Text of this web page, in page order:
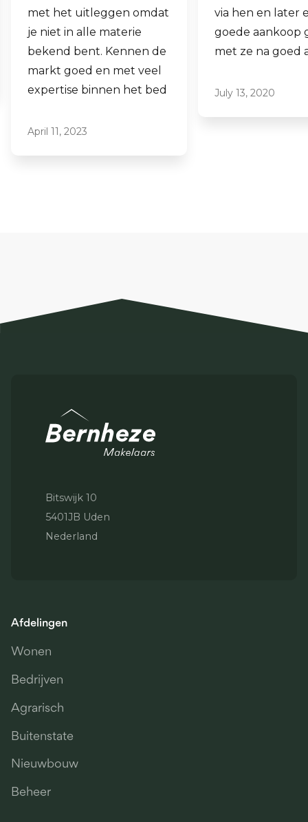
via hen en later een
goede aankoop gedaan
met ze na goed advies.
July 13, 2020
aankopen.
Laagdrempelig
professioneel,
Bitswijk 10
5401JB Uden
Nederland
Afdelingen
Wonen
Bedrijven
Agrarisch
Buitenstate
Nieuwbouw
Beheer